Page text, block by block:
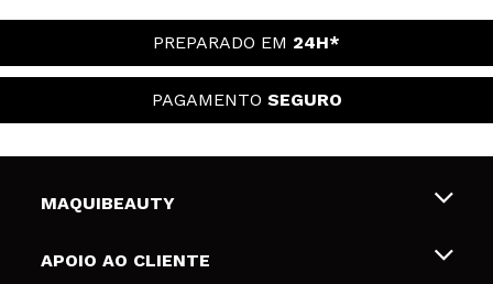
PREPARADO EM 24H*
PAGAMENTO SEGURO
MAQUIBEAUTY
Sobre nós
APOIO AO CLIENTE